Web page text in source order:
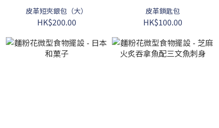
皮革短夾銀包（大）
HK$200.00
皮革鎖匙包
HK$100.00